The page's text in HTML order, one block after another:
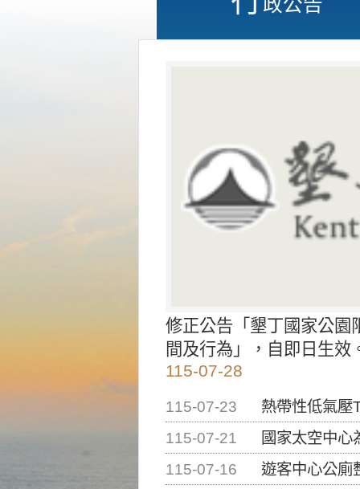
修正公告「墾丁國家公園
間及行為」，自即日生效
115-07-28
115-07-23
熱帶性低氣壓
115-07-21
國家太空中心為辦理
115-07-16
遊客中心公廁